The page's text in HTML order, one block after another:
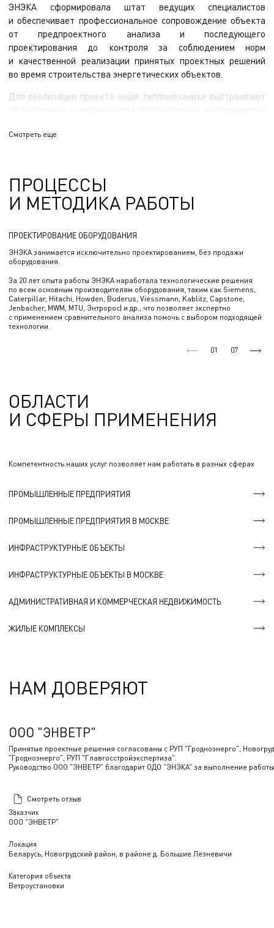
ЭНЭКА сформировала штат ведущих специалистов
и обеспечивает профессиональное сопровождение объекта
от предпроектного анализа и последующего
проектирования до контроля за соблюдением норм
и качественной реализации принятых проектных решений
во время строительства энергетических объектов.
Для реализации проекта наши тепломеханики выстраивают
Смотреть еще
ПРОЦЕССЫ
И МЕТОДИКА РАБОТЫ
ПРОЕКТИРОВАНИЕ ОБОРУДОВАНИЯ
ЭНЭКА занимается исключительно проектированием, без продажи
оборудования.
За 20 лет опыта работы ЭНЭКА наработала технологические решения
по всем основным производителям оборудования, таким как Siemens,
Caterpillar, Hitachi, Howden, Buderus, Viessmann, Kablitz, Capstone,
Jenbacher, MWM, MTU, Энтророс) и др., что позволяет экспертно
с применением сравнительного анализа помочь с выбором подходящей
технологии.
01 07
ОБЛАСТИ
И СФЕРЫ ПРИМЕНЕНИЯ
Компетентность наших услуг позволяет нам работать в разных сферах
ПРОМЫШЛЕННЫЕ ПРЕДПРИЯТИЯ
ПРОМЫШЛЕННЫЕ ПРЕДПРИЯТИЯ В МОСКВЕ
ИНФРАСТРУКТУРНЫЕ ОБЪЕКТЫ
ИНФРАСТРУКТУРНЫЕ ОБЪЕКТЫ В МОСКВЕ
АДМИНИСТРАТИВНАЯ И КОММЕРЧЕСКАЯ НЕДВИЖИМОСТЬ
ЖИЛЫЕ КОМПЛЕКСЫ
НАМ ДОВЕРЯЮТ
Заказчик
ООО "ЭНВЕТР"
Локация
Беларусь, Новогрудский район, в районе д. Большие Лезневичи
Категория объекта
Ветроустановки
ООО "ЭНВЕТР"
Принятые проектные решения согласованы с РУП "Гродноэнерго",
"Гродноэнерго", РУП "Главгосстройэкспертиза".
Руководство ООО "ЭНВЕТР" благодарит ОДО "ЭНЭКА" за выполнение
Смотреть отзыв